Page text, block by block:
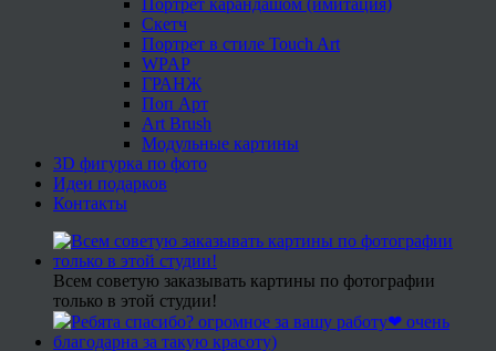
Скетч
Портрет в стиле Touch Art
WPAP
ГРАНЖ
Поп Арт
Art Brush
Модульные картины
3D фигурка по фото
Идеи подарков
Контакты
Всем советую заказывать картины по фотографии
только в этой студии!